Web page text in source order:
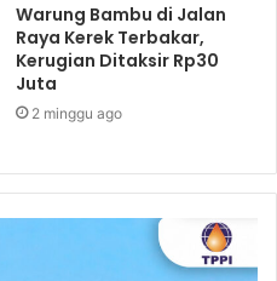
Warung Bambu di Jalan
Raya Kerek Terbakar,
Kerugian Ditaksir Rp30
Juta
2 minggu ago